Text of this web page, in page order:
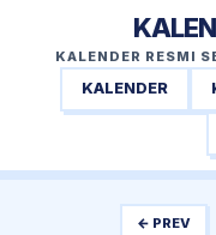
KALENDER RESMI
KALENDER
← PREV